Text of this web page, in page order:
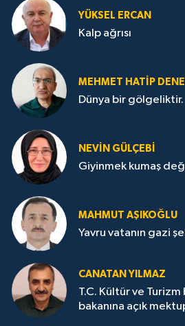
YÜKSEL ERCAN
Kalp ağrısı
MEHMET HATİP
Dünya bir gölgeliktir.
NEVİN GÜLÇEBİ
Giyinmek kumaş
MAHMUT AŞIKOĞLU
Yavru vatanın gazi
CANATAN YILMAZ
T.C. Kültür ve Turizm
bakanına açık